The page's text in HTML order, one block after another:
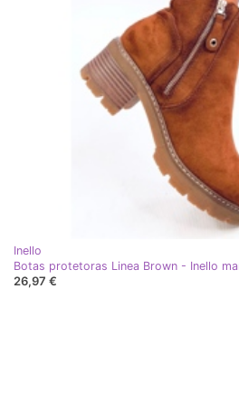
Inello
Botas protetoras Linea Brown - Inello
26,97 €